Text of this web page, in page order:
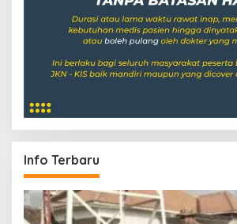
Info Terbaru